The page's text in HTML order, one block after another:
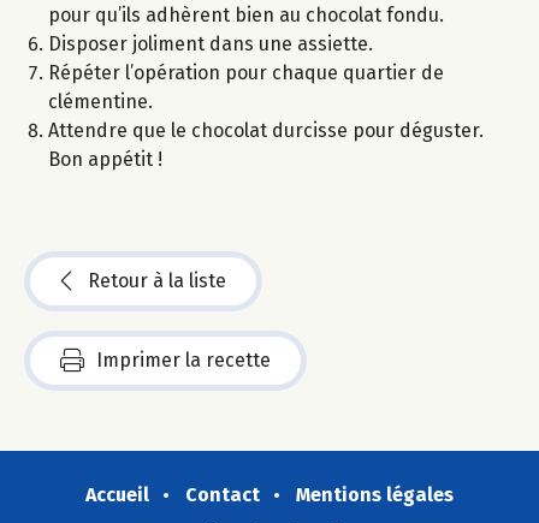
pour qu’ils adhèrent bien au chocolat fondu.
Disposer joliment dans une assiette.
Répéter l’opération pour chaque quartier de
clémentine.
Attendre que le chocolat durcisse pour déguster.
Bon appétit !
Retour à la liste
Imprimer la recette
Accueil Contact
Mentions légales